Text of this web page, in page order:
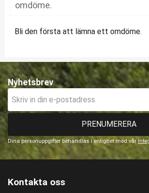
Bli den första att lämna ett omdöme.
Nyhetsbrev
PRENUMERERA
Dina personuppgifter behandlas i enlighet med vår
Kontakta oss